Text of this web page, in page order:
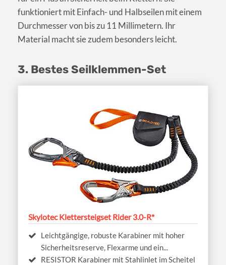
funktioniert mit Einfach- und Halbseilen mit einem
Durchmesser von bis zu 11 Millimetern. Ihr
Material macht sie zudem besonders leicht.
3. Bestes Seilklemmen-Set
Skylotec Klettersteigset Rider 3.0-R*
Leichtgängige, robuste Karabiner mit hoher
Sicherheitsreserve, Flexarme und ein...
RESISTOR Karabiner mit Stahlinlet im Scheitel